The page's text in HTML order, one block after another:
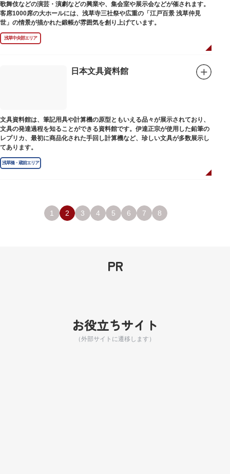
歌舞伎などの演芸・演劇などの興業や、集会室や展示会などが催されます。
客席1000席の大ホールには、浅草寺三社祭や広重の「江戸百景 浅草仲見
世」の情景が描かれた鍛帳が雰囲気を創り上げています。
浅草中央部エリア
日本文具資料館
文具資料館は、筆記用具や計算機の原型ともいえる品々が展示されており、
文具の発達過程を知ることができる資料館です。伊達正宗が使用した鉛筆の
レプリカ、最初に商品化された手回し計算機など、珍しい文具が多数展示し
てあります。
浅草橋・蔵前エリア
1 2 3 4 5 6 7 8
PR
お役立ちサイト
（外部サイトに遷移します）